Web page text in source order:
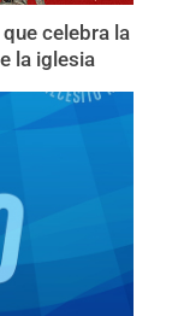
que celebra la
la iglesia